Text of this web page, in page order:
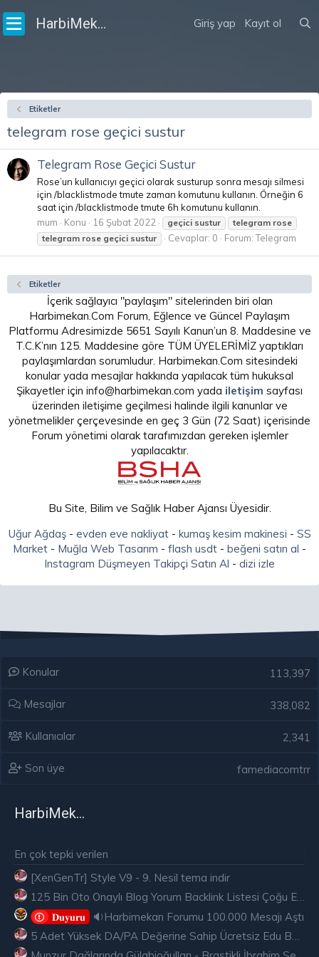
HarbiMekân Giriş yap Kayıt ol
Etiketler
telegram rose geçici sustur
Telegram Rose Geçici Sustur
Rose’un kullanıcıyı geçici olarak susturup sonra mesajı silmesi
için /blacklistmode tmute zaman komutunu kullanın. Örneğin 6
saat için /blacklistmode tmute 6h komutunu kullanın.
mum
Konu 16 Şubat 2022 geçici sustur telegram rose
telegram rose geçici sustur Cevaplar: 0 Forum:Telegram
Etiketler
İçerik sağlayıcı "paylaşım" sitelerinden biri olan
Harbimekan.Com Forum, Eğlence ve Güncel Paylaşım
Platformu Adresimizde 5651 Sayılı Kanun’un 8. Maddesine ve
T.C.K’nın 125. Maddesine göre TÜM ÜYELERİMİZ yaptıkları
paylaşımlardan sorumludur. Harbimekan.Com sitesindeki
konular yada mesajlar hakkında yapılacak tüm hukuksal
Şikayetler için info@harbimekan.com yada iletişim sayfası
üzerinden iletişime geçilmesi halinde ilgili kanunlar ve
yönetmelikler çerçevesinde en geç 3 Gün (72 Saat) içerisinde
Forum yönetimi olarak tarafımızdan gereken işlemler
yapılacaktır.
Bu Site, Bilim ve Sağlık Haber Ajansı Üyesidir.
Uğur Ağdaş- evden eve nakliyat- kumaş kesim makinesi - SS
Market - Muğla Web Tasarım - flash usdt - beğeni satın al -
Instagram Düşmeyen Takipçi Satın Al - dizi izle
Konular 113,397
Mesajlar 338,082
Kullanıcılar 2,341
Son üye famediacomtrr
HarbiMekân
En çok tepki verilen
[XenGenTr] Style V9 - 9. Nesil tema indir
125 Bin Oto Onaylı Blog Yorum Backlink Listesi Çoğu Edu ve Gov Ücretsiz
𝐃𝐮𝐲𝐮𝐫𝐮
🔉Harbimekan Forumu 100.000 Mesajı Aştı
5 Adet Yüksek DA/PA Değerine Sahip Ücretsiz Edu Backlink